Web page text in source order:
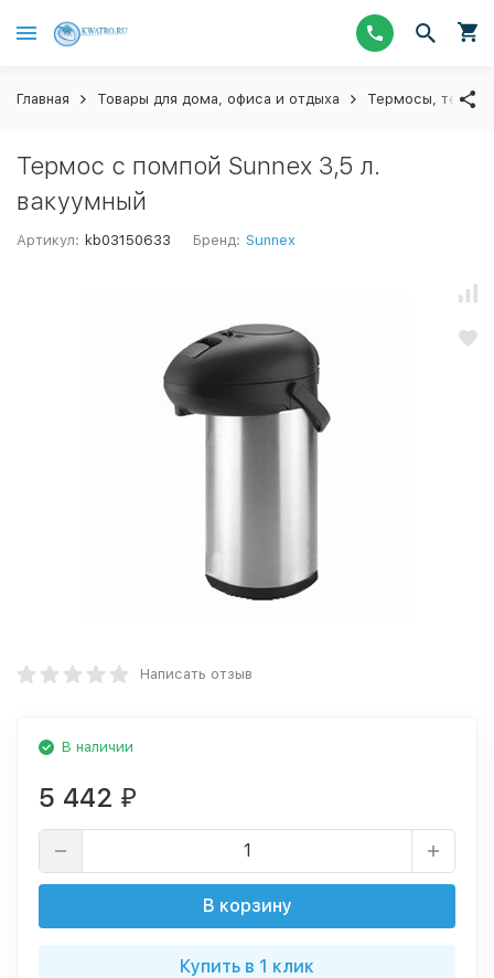
Главная Товары для дома, офиса и отдыха Термосы,
Термос с помпой Sunnex 3,5 л.
вакуумный
Артикул: kb03150633 Бренд: Sunnex
Написать отзыв
В наличии
5 442 ₽
В корзину
Купить в 1 клик